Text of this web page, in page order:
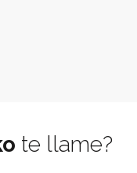
te llame?